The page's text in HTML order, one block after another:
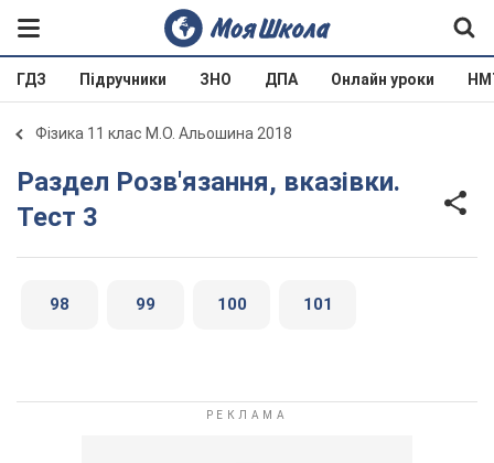
ГДЗ Підручники ЗНО ДПА Онлайн уроки
Фізика 11 клас М.О. Альошина 2018
Раздел Розв'язання, вказівки.
Тест 3
98 99 100 101